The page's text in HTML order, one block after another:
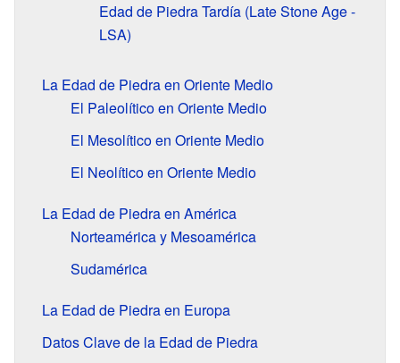
Edad de Piedra Tardía (Late Stone Age -
LSA)
La Edad de Piedra en Oriente Medio
El Paleolítico en Oriente Medio
El Mesolítico en Oriente Medio
El Neolítico en Oriente Medio
La Edad de Piedra en América
Norteamérica y Mesoamérica
Sudamérica
La Edad de Piedra en Europa
Datos Clave de la Edad de Piedra